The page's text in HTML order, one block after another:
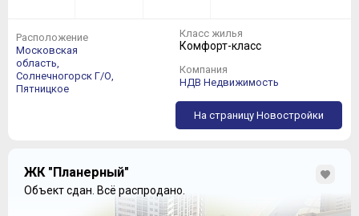
Расположение
Московская
область,
Солнечногорск Г/О,
Пятницкое
Класс жилья
Комфорт-класс
Компания
НДВ Недвижимость
На страницу Новостройки
ЖК "Планерный"
Объект сдан. Всё распродано.